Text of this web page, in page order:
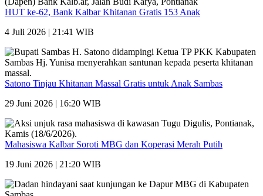
HUT ke-62, Bank Kalbar Khitanan Gratis 153 Anak
4 Juli 2026 | 21:41 WIB
Satono Tinjau Khitanan Massal Gratis untuk Anak Sambas
29 Juni 2026 | 16:20 WIB
Mahasiswa Kalbar Soroti MBG dan Koperasi Merah Putih
19 Juni 2026 | 21:20 WIB